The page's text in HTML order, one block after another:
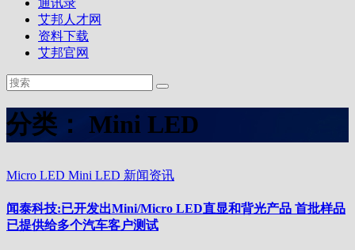
通讯录
艾邦人才网
资料下载
艾邦官网
分类： Mini LED
Micro LED Mini LED 新闻资讯
闻泰科技:已开发出Mini/Micro LED直显和背光产品 首批样品
已提供给多个汽车客户测试